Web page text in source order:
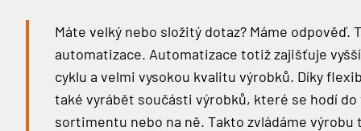
Máte velký nebo složitý dotaz? Máme odpověď.
automatizace. Automatizace totiž zajišťuje
cyklu a velmi vysokou kvalitu výrobků. Díky
také vyrábět součásti výrobků, které se hodí do
sortimentu nebo na ně. Takto zvládáme